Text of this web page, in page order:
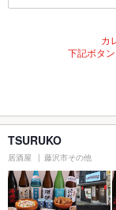
カ
下記ボタ
TSURUKO
居酒屋 藤沢市その他